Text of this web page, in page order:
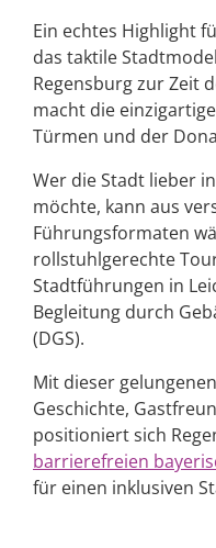
Ein echtes Highlight
das taktile
Regensburg zur Zeit
macht die
Türmen und der
Wer die Stadt lieber
möchte, kann aus
Führungsformaten
rollstuhlgerechte
Stadtführungen in
Begleitung durch
(DGS).
Mit dieser
Geschichte,
positioniert sich
barrierefreien
für einen inklusiven